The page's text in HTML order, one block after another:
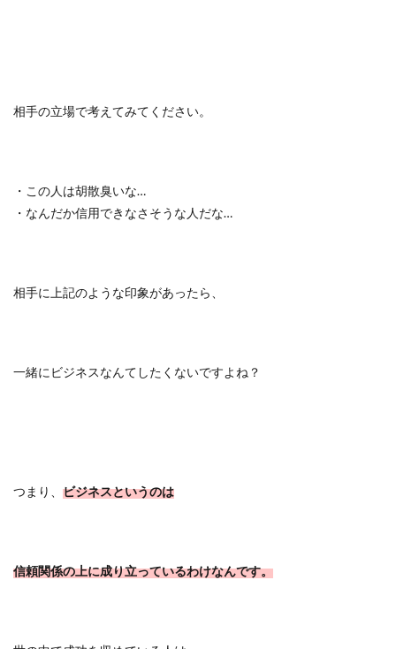
相手の立場で考えてみてください。
・この人は胡散臭いな…
・なんだか信用できなさそうな人だな…
相手に上記のような印象があったら、
一緒にビジネスなんてしたくないですよね？
つまり、 ビジネスというのは
信頼関係の上に成り立っているわけなんです。